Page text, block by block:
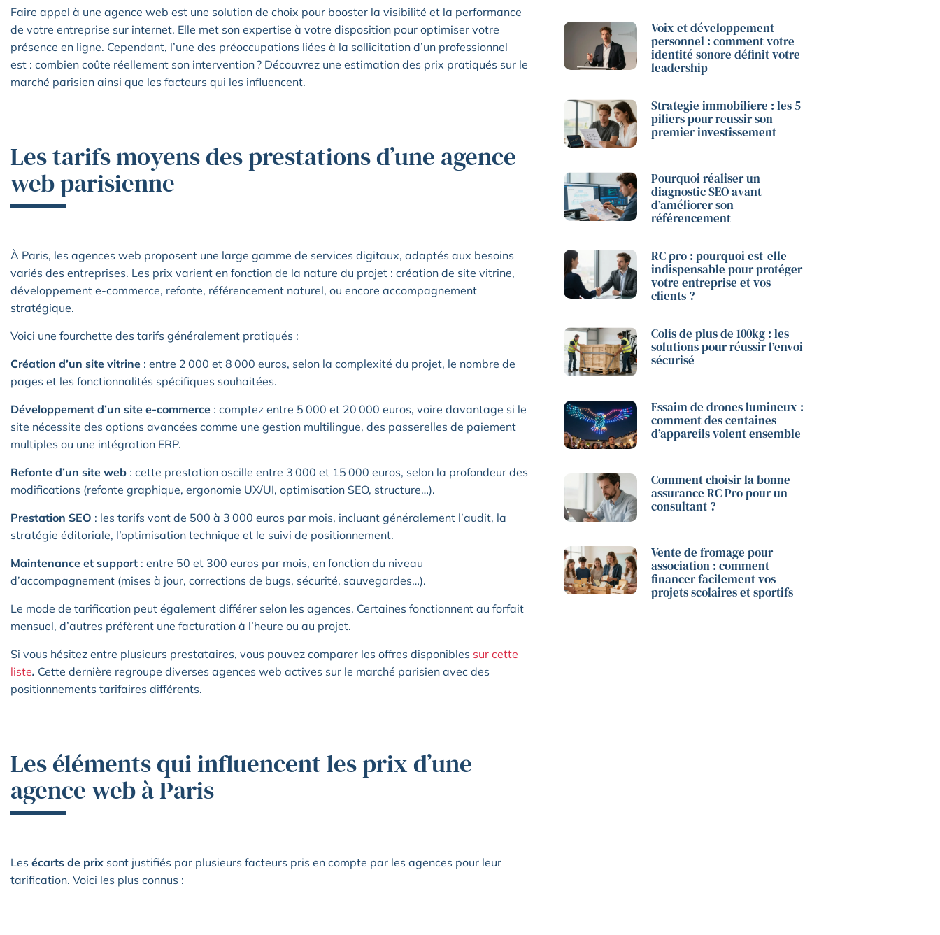
Faire appel à une agence web est une solution de choix pour booster la visibilité et la performance
de votre entreprise sur internet. Elle met son expertise à votre disposition pour optimiser votre
présence en ligne. Cependant, l’une des préoccupations liées à la sollicitation d’un professionnel
est : combien coûte réellement son intervention ? Découvrez une estimation des prix pratiqués sur le
marché parisien ainsi que les facteurs qui les influencent.
Les tarifs moyens des prestations d’une agence
web parisienne
À Paris, les agences web proposent une large gamme de services digitaux, adaptés aux besoins
variés des entreprises. Les prix varient en fonction de la nature du projet : création de site vitrine,
développement e-commerce, refonte, référencement naturel, ou encore accompagnement
stratégique.
Voici une fourchette des tarifs généralement pratiqués :
Création d’un site vitrine : entre 2 000 et 8 000 euros, selon la complexité du projet, le nombre de
pages et les fonctionnalités spécifiques souhaitées.
Développement d’un site e-commerce : comptez entre 5 000 et 20 000 euros, voire davantage si le
site nécessite des options avancées comme une gestion multilingue, des passerelles de paiement
multiples ou une intégration ERP.
Refonte d’un site web : cette prestation oscille entre 3 000 et 15 000 euros, selon la profondeur des
modifications (refonte graphique, ergonomie UX/UI, optimisation SEO, structure…).
Prestation SEO : les tarifs vont de 500 à 3 000 euros par mois, incluant généralement l’audit, la
stratégie éditoriale, l’optimisation technique et le suivi de positionnement.
Maintenance et support : entre 50 et 300 euros par mois, en fonction du niveau
d’accompagnement (mises à jour, corrections de bugs, sécurité, sauvegardes…).
Le mode de tarification peut également différer selon les agences. Certaines fonctionnent au forfait
mensuel, d’autres préfèrent une facturation à l’heure ou au projet.
Si vous hésitez entre plusieurs prestataires, vous pouvez comparer les offres disponibles sur cette
liste. Cette dernière regroupe diverses agences web actives sur le marché parisien avec des
positionnements tarifaires différents.
Les éléments qui influencent les prix d’une
agence web à Paris
Les écarts de prix sont justifiés par plusieurs facteurs pris en compte par les agences pour leur
tarification. Voici les plus connus :
Voix et développement
personnel : comment votre
identité sonore définit votre
leadership
Strategie immobiliere : les 5
piliers pour reussir son
premier investissement
Pourquoi réaliser un
diagnostic SEO avant
d’améliorer son
référencement
RC pro : pourquoi est-elle
indispensable pour protéger
votre entreprise et vos
clients ?
Colis de plus de 100kg : les
solutions pour réussir l’envoi
sécurisé
Essaim de drones lumineux :
comment des centaines
d’appareils volent ensemble
Comment choisir la bonne
assurance RC Pro pour un
consultant ?
Vente de fromage pour
association : comment
financer facilement vos
projets scolaires et sportifs